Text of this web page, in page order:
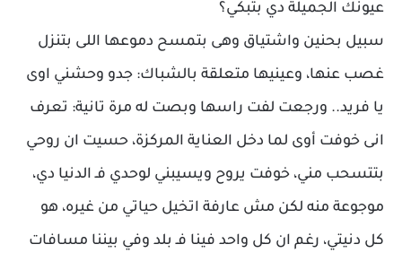
عيونك الجميلة دي بتبكي؟
سبيل بحنين واشتياق وهى بتمسح دموعها اللى بتنزل
غصب عنها، وعينيها متعلقة بالشباك: جدو وحشني اوى
يا فريد.. ورجعت لفت راسها وبصت له مرة تانية: تعرف
انى خوفت أوى لما دخل العناية المركزة، حسيت ان روحي
بتتسحب مني، خوفت يروح ويسيبني لوحدي فـ الدنيا دي،
موجوعة منه لكن مش عارفة اتخيل حياتي من غيره، هو
كل دنيتي، رغم ان كل واحد فينا فـ بلد وفي بيننا مسافات